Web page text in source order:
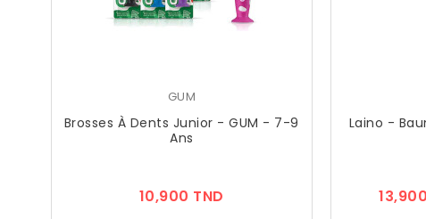
GUM
Brosses À Dents Junior - GUM - 7-9
Ans
10,900 TND
Laino -